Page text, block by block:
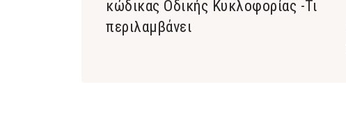
κώδικας Οδικής Κυκλοφορίας -Τι
περιλαμβάνει